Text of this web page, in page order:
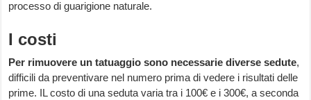
processo di guarigione naturale.
I costi
Per rimuovere un tatuaggio sono necessarie diverse sedute,
difficili da preventivare nel numero prima di vedere i risultati delle
prime. IL costo di una seduta varia tra i 100€ e i 300€, a seconda